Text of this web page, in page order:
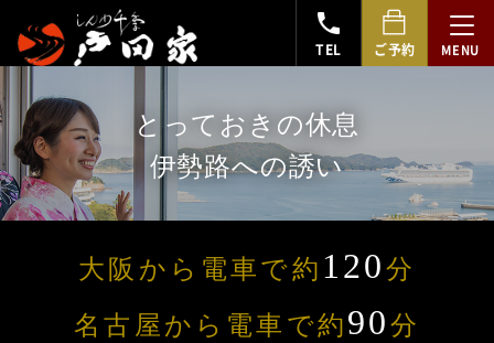
TEL ご予約
とっておきの休息
伊勢路への誘い
大阪から電車で約 120分
名古屋から電車で約90分